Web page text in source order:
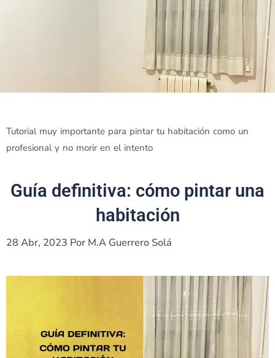
Tutorial muy importante para pintar tu habitación como un
profesional y no morir en el intento
Guía definitiva: cómo pintar una
habitación
28 Abr, 2023 Por M.A Guerrero Solá